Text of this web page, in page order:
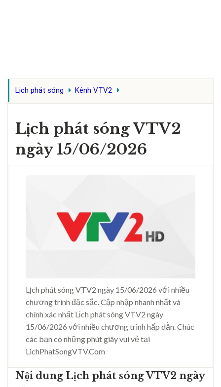
Lịch phát sóng Kênh VTV2
Lịch phát sóng VTV2
ngày 15/06/2026
Lịch phát sóng VTV2 ngày 15/06/2026 với nhiều
chương trình đặc sắc. Cập nhập nhanh nhất và
chính xác nhất Lịch phát sóng VTV2 ngày
15/06/2026 với nhiều chương trình hấp dẫn. Chúc
các bạn có những phút giây vui vẻ tại
LichPhatSongVTV.Com
Nội dung Lịch phát sóng VTV2 ngày